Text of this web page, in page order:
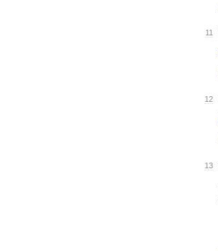
11
12
13